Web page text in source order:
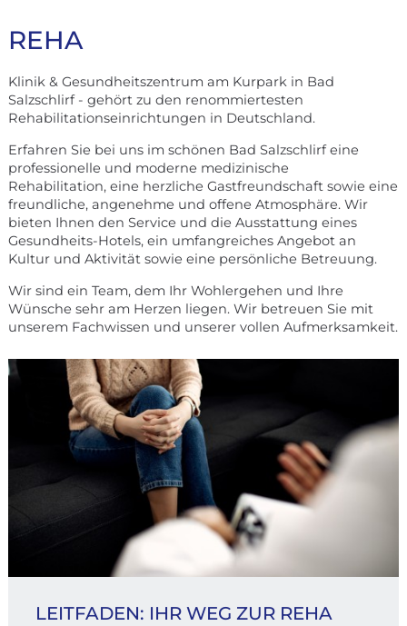
REHA
Klinik & Gesundheitszentrum am Kurpark in Bad
Salzschlirf - gehört zu den renommiertesten
Rehabilitationseinrichtungen in Deutschland.
Erfahren Sie bei uns im schönen Bad Salzschlirf eine
professionelle und moderne medizinische
Rehabilitation, eine herzliche Gastfreundschaft sowie eine
freundliche, angenehme und offene Atmosphäre. Wir
bieten Ihnen den Service und die Ausstattung eines
Gesundheits-Hotels, ein umfangreiches Angebot an
Kultur und Aktivität sowie eine persönliche Betreuung.
Wir sind ein Team, dem Ihr Wohlergehen und Ihre
Wünsche sehr am Herzen liegen. Wir betreuen Sie mit
unserem Fachwissen und unserer vollen Aufmerksamkeit.
LEITFADEN: IHR WEG ZUR REHA